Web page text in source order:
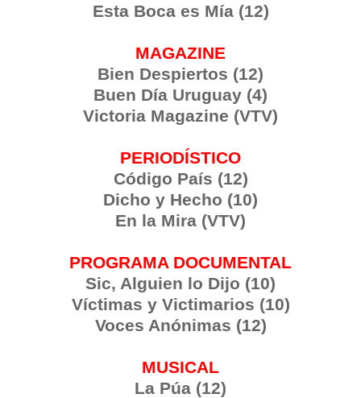
Esta Boca es Mía (12)
MAGAZINE
Bien Despiertos (12)
Buen Día Uruguay (4)
Victoria Magazine (VTV)
PERIODÍSTICO
Código País (12)
Dicho y Hecho (10)
En la Mira (VTV)
PROGRAMA DOCUMENTAL
Sic, Alguien lo Dijo (10)
Víctimas y Victimarios (10)
Voces Anónimas (12)
MUSICAL
La Púa (12)